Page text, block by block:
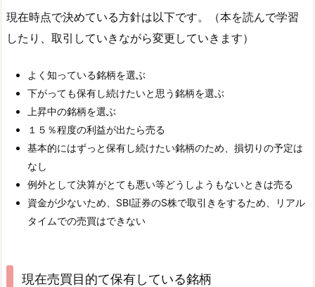
現在時点で決めている方針は以下です。（本を読んで学習
したり、取引していきながら変更していきます）
よく知っている銘柄を選ぶ
下がっても保有し続けたいと思う銘柄を選ぶ
上昇中の銘柄を選ぶ
１５％程度の利益が出たら売る
基本的にはずっと保有し続けたい銘柄のため、損切りの予定は
なし
例外として決算がとても悪い等どうしようもないときは売る
資金が少ないため、SBI証券のS株で取引きをするため、リアル
タイムでの売買はできない
現在売買目的て保有している銘柄